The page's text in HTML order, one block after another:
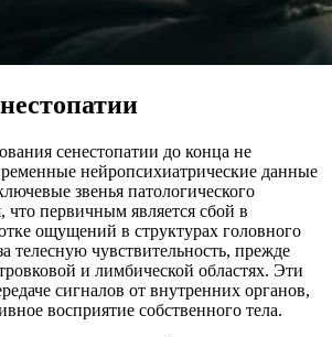
сенестопатии до конца не
нейропсихиатрические данные
звенья патологического
что первичным является сбой в
ощущений в структурах головного
телесную чувствительность, прежде
и лимбической областях. Эти
сигналов от внутренних органов,
восприятие собственного тела.